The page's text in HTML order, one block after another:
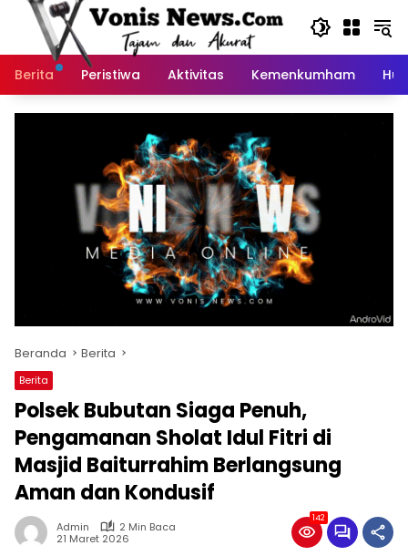
Langsung
Berita
Peristiwa Aktivitas Kemenkumham
Beranda Berita
Berita
Polsek Bubutan Siaga Penuh,
Pengamanan Sholat Idul Fitri di
Masjid Baiturrahim Berlangsung
Aman dan Kondusif
Admin
2 Min Baca
21 Maret 2026
142